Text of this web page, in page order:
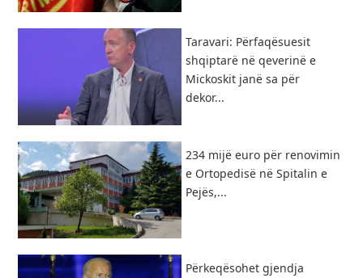
Taravari: Përfaqësuesit
shqiptarë në qeverinë e
Mickoskit janë sa për
dekor...
234 mijë euro për renovimin
e Ortopedisë në Spitalin e
Pejës,...
Përkeqësohet gjendja